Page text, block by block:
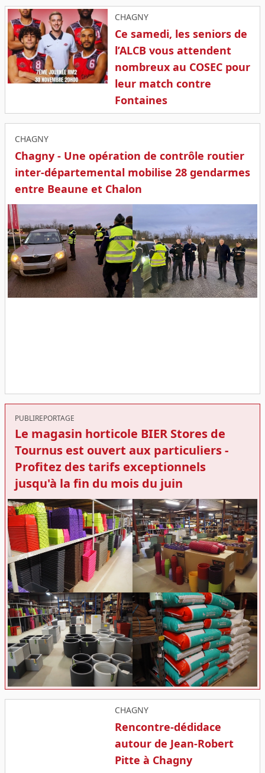
CHAGNY
Ce samedi, les seniors de
l’ALCB vous attendent
nombreux au COSEC pour
leur match contre
Fontaines
CHAGNY
Chagny - Une opération de contrôle routier
inter-départemental mobilise 28 gendarmes
entre Beaune et Chalon
PUBLIREPORTAGE
Le magasin horticole BIER Stores de
Tournus est ouvert aux particuliers -
Profitez des tarifs exceptionnels
jusqu'à la fin du mois du juin
CHAGNY
Rencontre-dédidace
autour de Jean-Robert
Pitte à Chagny